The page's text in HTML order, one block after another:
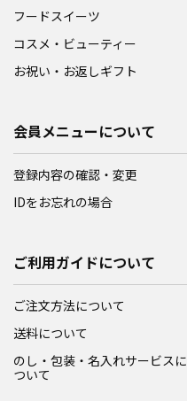
フードスイーツ
コスメ・ビューティー
お祝い・お返しギフト
会員メニューについて
登録内容の確認・変更
IDをお忘れの場合
ご利用ガイドについて
ご注文方法について
送料について
のし・包装・名入れサービスに
ついて